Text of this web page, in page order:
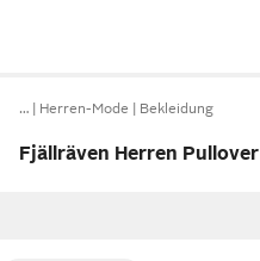
… Herren-Mode Bekleidung
Fjällräven Herren Pullover